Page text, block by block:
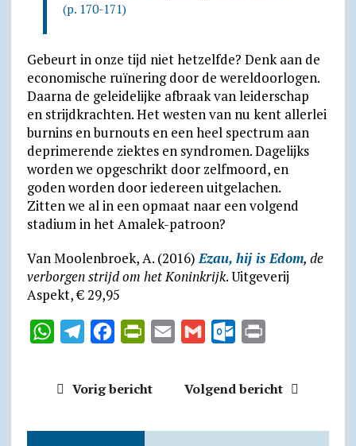
(p. 170-171)
Gebeurt in onze tijd niet hetzelfde? Denk aan de
economische ruïnering door de wereldoorlogen.
Daarna de geleidelijke afbraak van leiderschap
en strijdkrachten. Het westen van nu kent allerlei
burnins en burnouts en een heel spectrum aan
deprimerende ziektes en syndromen. Dagelijks
worden we opgeschrikt door zelfmoord, en
goden worden door iedereen uitgelachen.
Zitten we al in een opmaat naar een volgend
stadium in het Amalek-patroon?
Van Moolenbroek, A. (2016)Ezau, hij is Edom, de
verborgen strijd om het Koninkrijk. Uitgeverij
Aspekt, € 29,95
W
s
T
g
b
t
l
l
o
t
Vorig bericht Volgend bericht